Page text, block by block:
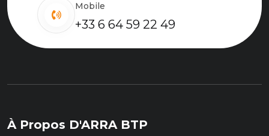
Mobile
+33 6 64 59 22 49
À Propos D'ARRA BTP